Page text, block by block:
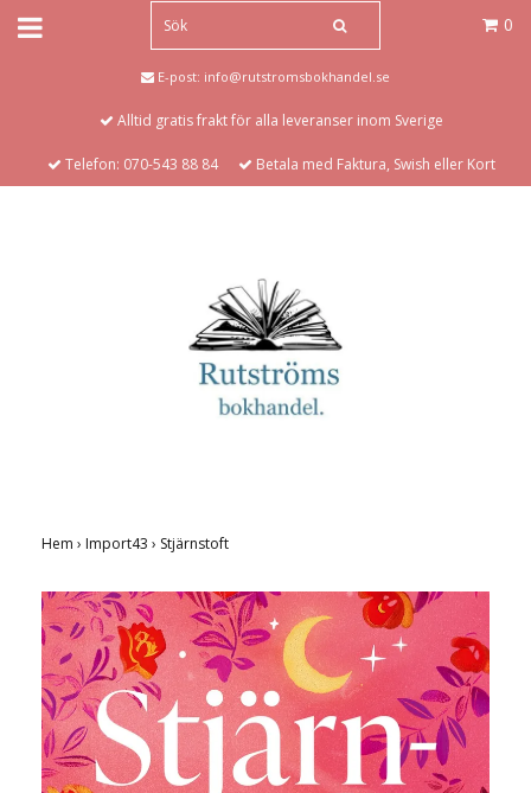
0
E-post: info@rutstromsbokhandel.se
Alltid gratis frakt för alla leveranser inom Sverige
Telefon: 070-543 88 84 Betala med Faktura, Swish eller Kort
Hem › Import43 › Stjärnstoft